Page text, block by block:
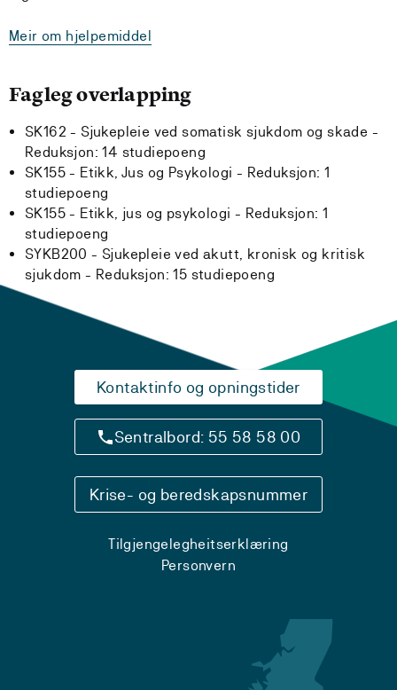
Meir om hjelpemiddel
Fagleg overlapping
SK162 - Sjukepleie ved somatisk sjukdom og skade -
Reduksjon: 14 studiepoeng
SK155 - Etikk, Jus og Psykologi - Reduksjon: 1
studiepoeng
SK155 - Etikk, jus og psykologi - Reduksjon: 1
studiepoeng
SYKB200 - Sjukepleie ved akutt, kronisk og kritisk
sjukdom - Reduksjon: 15 studiepoeng
Kontaktinfo og opningstider
Sentralbord: 55 58 58 00
Krise- og beredskapsnummer
Tilgjengelegheitserklæring
Personvern